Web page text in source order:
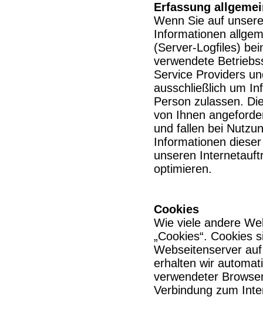
Erfassung
Wenn Sie auf
Informationen
(Server-Logﬁles)
verwendete
Service Providers
ausschließlich um
Person zulassen.
von Ihnen
und fallen bei
Informationen
unseren
optimieren.
Cookies
Wie viele andere
„Cookies“. Cookies
Webseitenserver
erhalten wir
verwendeter
Verbindung zum